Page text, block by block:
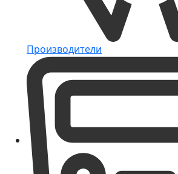
Производители